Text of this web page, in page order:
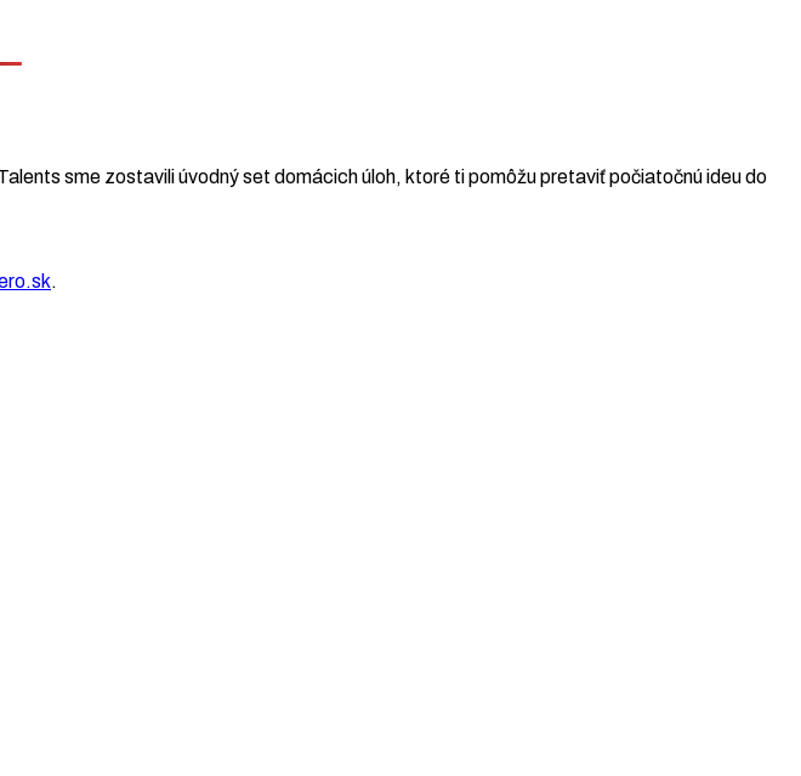
sme zostavili úvodný set domácich úloh, ktoré ti pomôžu pretaviť počiatočnú ideu do
.